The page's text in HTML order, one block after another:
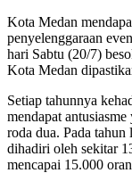
Kota Medan
penyelenggaraan
hari Sabtu (20/7)
Kota Medan
Setiap tahunnya
mendapat
roda dua. Pada
dihadiri oleh sekitar
mencapai 15.000